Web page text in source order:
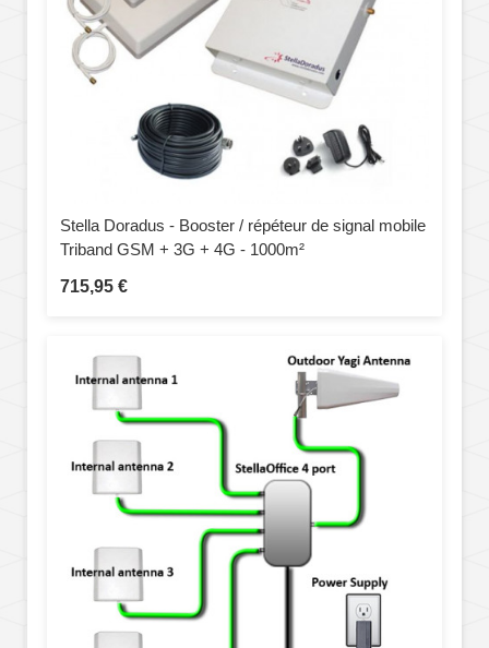
Stella Doradus - Booster / répéteur de signal mobile
Triband GSM + 3G + 4G - 1000m²
715,95 €